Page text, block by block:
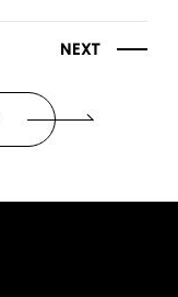
NEXT